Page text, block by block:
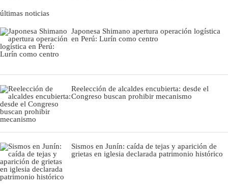
últimas noticias
Japonesa Shimano apertura operación logística
en Perú: Lurín como centro
Reelección de alcaldes encubierta: desde el
Congreso buscan prohibir mecanismo
Sismos en Junín: caída de tejas y aparición de
grietas en iglesia declarada patrimonio histórico